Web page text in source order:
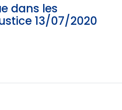
dans les
13/07/2020